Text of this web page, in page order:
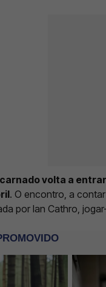
volta a
. O encontro, a
por Ian Cathro,